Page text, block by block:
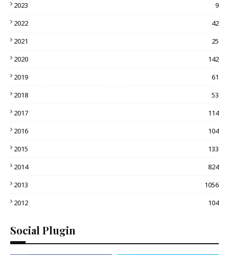
2023
9
2022
42
2021
25
2020
142
2019
61
2018
53
2017
114
2016
104
2015
133
2014
824
2013
1056
2012
104
Social Plugin